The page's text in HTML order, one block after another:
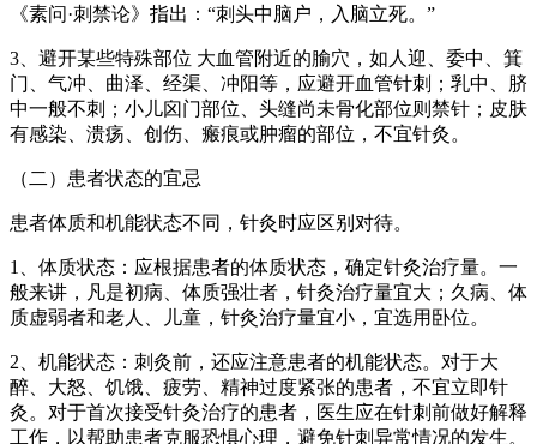
《素问·刺禁论》指出：“刺头中脑户，入脑立死。”
3、避开某些特殊部位 大血管附近的腧穴，如人迎、委中、箕
门、气冲、曲泽、经渠、冲阳等，应避开血管针刺；乳中、脐
中一般不刺；小儿囟门部位、头缝尚未骨化部位则禁针；皮肤
有感染、溃疡、创伤、瘢痕或肿瘤的部位，不宜针灸。
（二）患者状态的宜忌
患者体质和机能状态不同，针灸时应区别对待。
1、体质状态：应根据患者的体质状态，确定针灸治疗量。一
般来讲，凡是初病、体质强壮者，针灸治疗量宜大；久病、体
质虚弱者和老人、儿童，针灸治疗量宜小，宜选用卧位。
2、机能状态：刺灸前，还应注意患者的机能状态。对于大
醉、大怒、饥饿、疲劳、精神过度紧张的患者，不宜立即针
灸。对于首次接受针灸治疗的患者，医生应在针刺前做好解释
工作，以帮助患者克服恐惧心理，避免针刺异常情况的发生。